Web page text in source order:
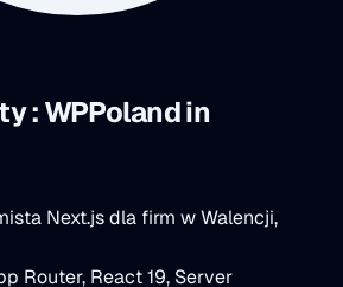
: WPPoland in
Next.js dla firm w Walencji,
Router, React 19, Server